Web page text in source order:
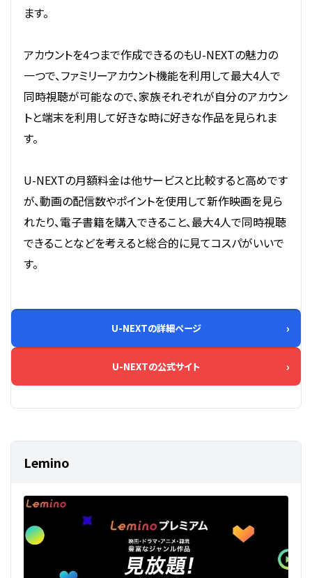
ます。
アカウントを4つまで作成できるのもU-NEXTの魅力の
一つで、ファミリーアカウント機能を利用して最大4人で
同時視聴が可能なので、家族それぞれが自分のアカウン
トと端末を利用して好きな時に好きな作品を見られま
す。
U-NEXTの月額料金は他サービスと比較すると高めです
が、動画の配信数やポイントを使用して新作映画を見ら
れたり、電子書籍を購入できること、最大4人で同時視聴
できることなどを考えると総合的に見てコスパがいいで
す。
U-NEXTの詳細ページ
U-NEXTの公式サイト
Lemino